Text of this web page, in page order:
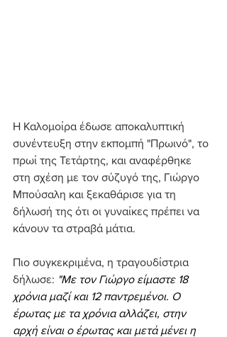
Η Καλομοίρα έδωσε αποκαλυπτική
συνέντευξη στην εκπομπή "Πρωινό", το
πρωί της Τετάρτης, και αναφέρθηκε
στη σχέση με τον σύζυγό της, Γιώργο
Μπούσαλη και ξεκαθάρισε για τη
δήλωσή της ότι οι γυναίκες πρέπει να
κάνουν τα στραβά μάτια.
Πιο συγκεκριμένα, η τραγουδίστρια
δήλωσε: "Με τον Γιώργο είμαστε 18
χρόνια μαζί και 12 παντρεμένοι. Ο
έρωτας με τα χρόνια αλλάζει, στην
αρχή είναι ο έρωτας και μετά μένει η